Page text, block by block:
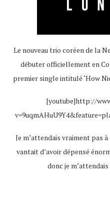
Le nouveau trio coréen de la
débuter officiellement en
premier single intitulé ‘How
[youtube]http://
Je m’attendais vraiment pas
vantait d’avoir dépensé
donc je